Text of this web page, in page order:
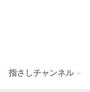
指さしチャンネル